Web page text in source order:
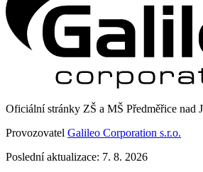
Oficiální stránky ZŠ a MŠ Předměřice nad
Provozovatel Galileo Corporation s.r.o.
Poslední aktualizace: 7. 8. 2026